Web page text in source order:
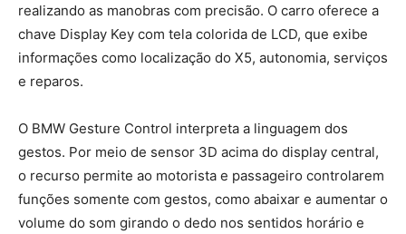
realizando as manobras com precisão. O carro oferece a
chave Display Key com tela colorida de LCD, que exibe
informações como localização do X5, autonomia, serviços
e reparos.
O BMW Gesture Control interpreta a linguagem dos
gestos. Por meio de sensor 3D acima do display central,
o recurso permite ao motorista e passageiro controlarem
funções somente com gestos, como abaixar e aumentar o
volume do som girando o dedo nos sentidos horário e